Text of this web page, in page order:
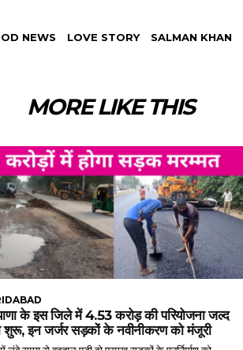
NEWS LOVE STORY SALMAN KHAN
MORE LIKE THIS
के इस जिले में 4.53 करोड़ की परियोजना जल्द
शुरू, इन जर्जर सड़कों के नवीनीकरण को मंजूरी